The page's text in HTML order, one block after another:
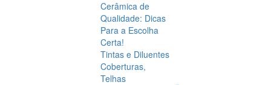
Cerâmica de
Qualidade: Dicas
Para a Escolha
Certa!
Tintas e Diluentes
Coberturas,
Telhas